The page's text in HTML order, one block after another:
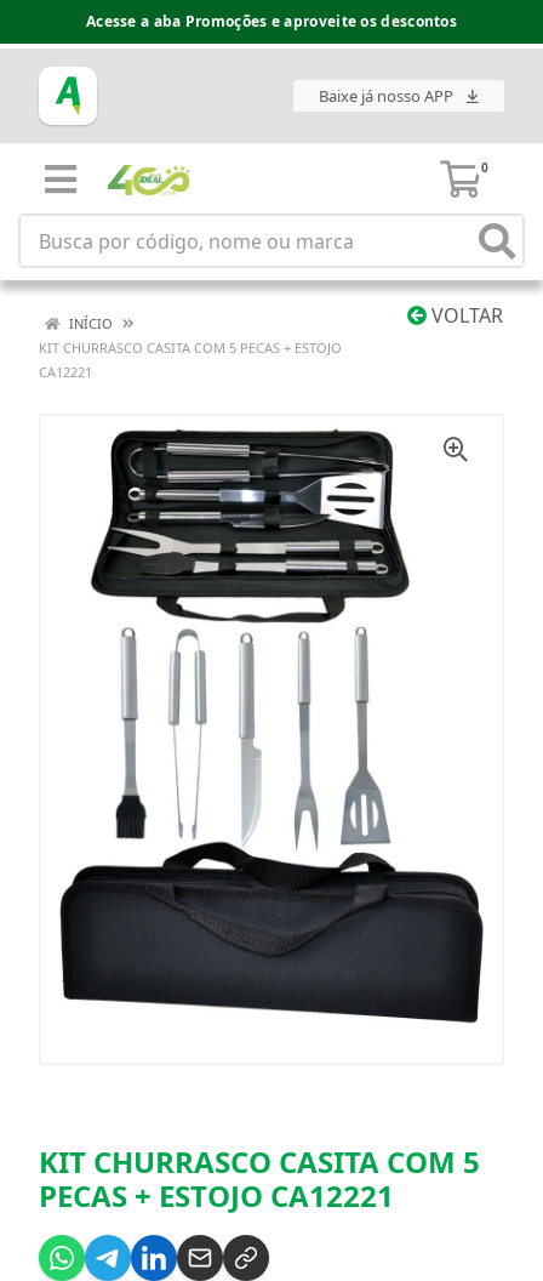
Acesse a aba Promoções e aproveite os descontos
Baixe já nosso APP
0
VOLTAR
INÍCIO
KIT CHURRASCO CASITA COM 5 PECAS + ESTOJO
CA12221
KIT CHURRASCO CASITA COM 5
PECAS + ESTOJO CA12221